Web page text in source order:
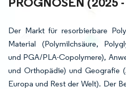
Der Markt für resorbierbare
Material (Polymilchsäure,
und PGA/PLA-Copolymere),
und Orthopädie) und Geografie
Europa und Rest der Welt). Der